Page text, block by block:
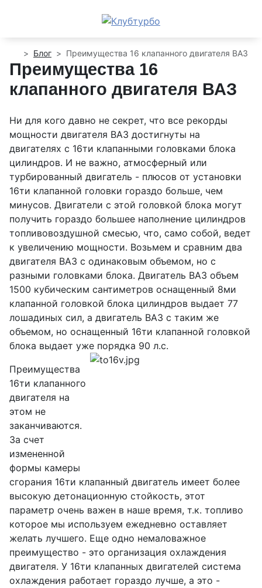
Блог Преимущества 16 клапанного двигателя ВАЗ
Преимущества 16
клапанного двигателя ВАЗ
Ни для кого давно не секрет, что все рекорды
мощности двигателя ВАЗ достигнуты на
двигателях с 16ти клапанными головками блока
цилиндров. И не важно, атмосферный или
турбированный двигатель - плюсов от установки
16ти клапанной головки гораздо больше, чем
минусов. Двигатели с этой головкой блока могут
получить гораздо большее наполнение цилиндров
топливовоздушной смесью, что, само собой, ведет
к увеличению мощности. Возьмем и сравним два
двигателя ВАЗ с одинаковым объемом, но с
разными головками блока. Двигатель ВАЗ объем
1500 кубическим сантиметров оснащенный 8ми
клапанной головкой блока цилиндров выдает 77
лошадиных сил, а двигатель ВАЗ с таким же
объемом, но оснащенный 16ти клапанной головкой
блока выдает уже порядка 90 л.с.
Преимущества
16ти клапанного
двигателя на
этом не
заканчиваются.
За счет
измененной
формы камеры
сгорания 16ти клапанный двигатель имеет более
высокую детонационную стойкость, этот
параметр очень важен в наше время, т.к. топливо
которое мы используем ежедневно оставляет
желать лучшего. Еще одно немаловажное
преимущество - это организация охлаждения
двигателя. У 16ти клапанных двигателей система
охлаждения работает гораздо лучше, а это -